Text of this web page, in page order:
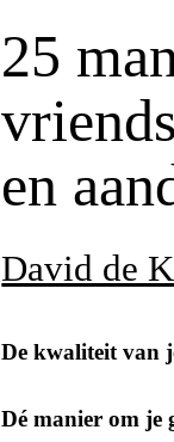
25
en
David de
De kwaliteit van
Dé manier om je